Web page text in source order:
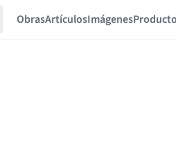
ObrasArtículosImágenes